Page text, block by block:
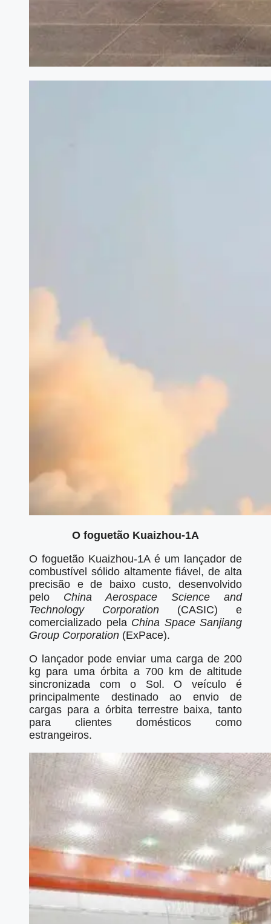
O foguetão Kuaizhou-1A
O foguetão Kuaizhou-1A é um lançador de
combustível sólido altamente fiável, de alta
precisão e de baixo custo, desenvolvido
pelo China Aerospace Science and
Technology Corporation (CASIC) e
comercializado pela China Space Sanjiang
Group Corporation (ExPace).
O lançador pode enviar uma carga de 200
kg para uma órbita a 700 km de altitude
sincronizada com o Sol. O veículo é
principalmente destinado ao envio de
cargas para a órbita terrestre baixa, tanto
para clientes domésticos como
estrangeiros.